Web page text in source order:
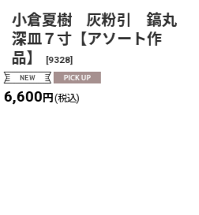
小倉夏樹 灰粉引 鎬丸
深皿７寸【アソート作
品】
[9328]
6,600円 (税込)